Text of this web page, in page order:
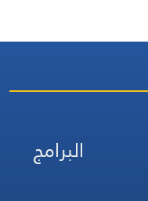
البرامج